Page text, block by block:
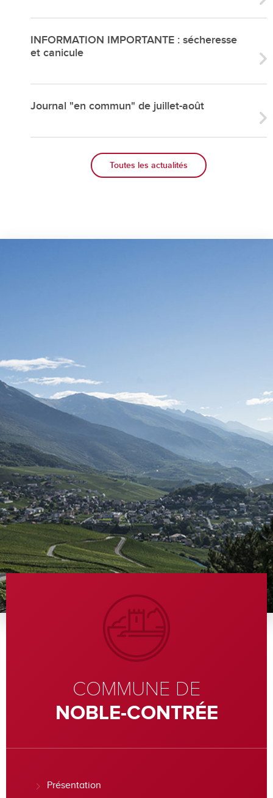
INFORMATION IMPORTANTE : sécheresse
et canicule
Journal "en commun" de juillet-août
Toutes les actualités
COMMUNE DE
NOBLE-CONTRÉE
Présentation